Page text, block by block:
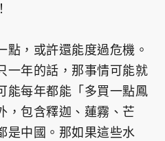
點，或許還能度過危機。
一年的話，那事情可能就
能每年都能「多買一點鳳
，包含釋迦、蓮霧、芒
是中國。那如果這些水